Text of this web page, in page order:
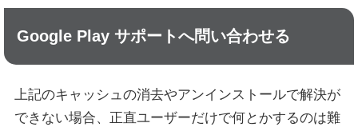
Google Play サポートへ問い合わせる
上記のキャッシュの消去やアンインストールで解決が
できない場合、正直ユーザーだけで何とかするのは難